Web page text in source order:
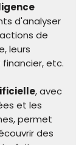
d'analyser
de
leurs
etc.
, avec
et les
permet
des